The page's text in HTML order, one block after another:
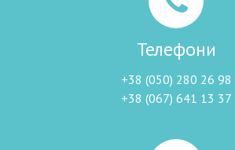
Телефони
+38 (050) 280 26 98
+38 (067) 641 13 37